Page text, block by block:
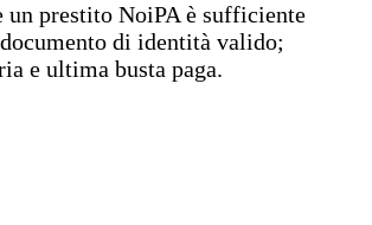
un prestito NoiPA è sufficiente
di identità valido;
e ultima busta paga.